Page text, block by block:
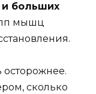
и больших
мышц
сколько